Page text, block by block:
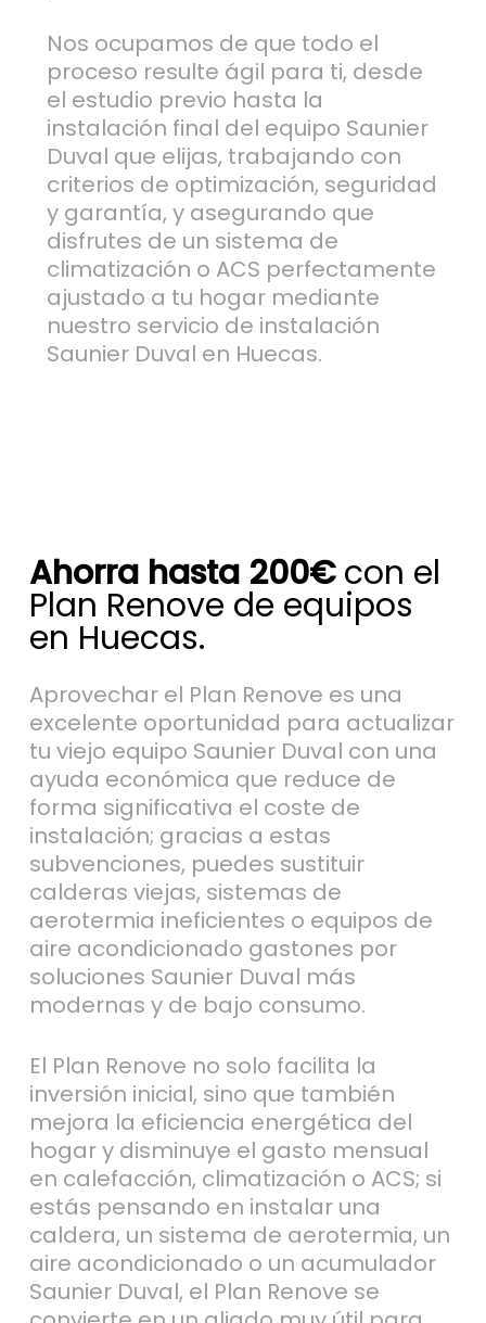
Nos ocupamos de que todo el
proceso resulte ágil para ti, desde
el estudio previo hasta la
instalación final del equipo Saunier
Duval que elijas, trabajando con
criterios de optimización, seguridad
y garantía, y asegurando que
disfrutes de un sistema de
climatización o ACS perfectamente
ajustado a tu hogar mediante
nuestro servicio de instalación
Saunier Duval en Huecas.
Ahorra hasta 200€con el
Plan Renove de equipos
en Huecas.
Aprovechar el Plan Renove es una
excelente oportunidad para actualizar
tu viejo equipo Saunier Duval con una
ayuda económica que reduce de
forma significativa el coste de
instalación; gracias a estas
subvenciones, puedes sustituir
calderas viejas, sistemas de
aerotermia ineficientes o equipos de
aire acondicionado gastones por
soluciones Saunier Duval más
modernas y de bajo consumo.
El Plan Renove no solo facilita la
inversión inicial, sino que también
mejora la eficiencia energética del
hogar y disminuye el gasto mensual
en calefacción, climatización o ACS; si
estás pensando en instalar una
caldera, un sistema de aerotermia, un
aire acondicionado o un acumulador
Saunier Duval, el Plan Renove se